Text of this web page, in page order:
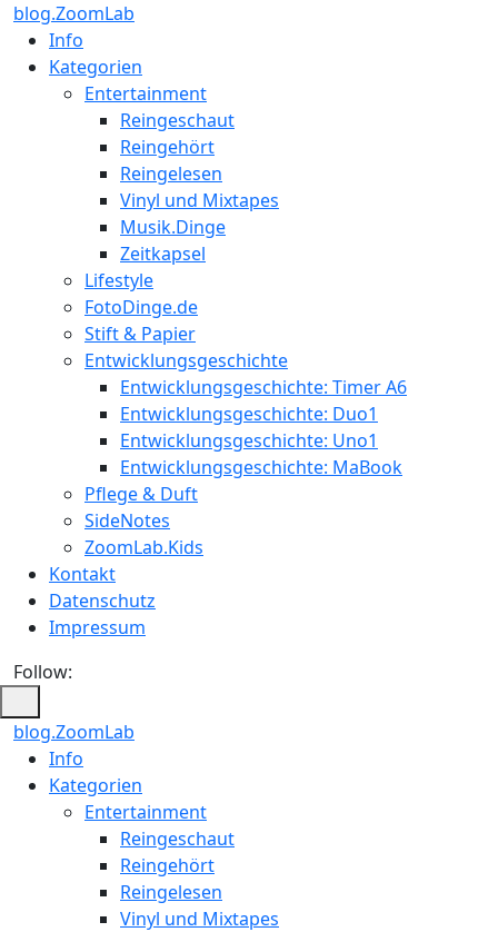
blog.ZoomLab
Info
Kategorien
Entertainment
Reingeschaut
Reingehört
Reingelesen
Vinyl und Mixtapes
Musik.Dinge
Zeitkapsel
Lifestyle
FotoDinge.de
Stift & Papier
Entwicklungsgeschichte
Entwicklungsgeschichte: Timer A6
Entwicklungsgeschichte: Duo1
Entwicklungsgeschichte: Uno1
Entwicklungsgeschichte: MaBook
Pflege & Duft
SideNotes
ZoomLab.Kids
Kontakt
Datenschutz
Impressum
Follow:
blog.ZoomLab
ZoomLab
//
Info
Kategorien
Entertainment
Reingeschaut
Reingehört
Reingelesen
Vinyl und Mixtapes